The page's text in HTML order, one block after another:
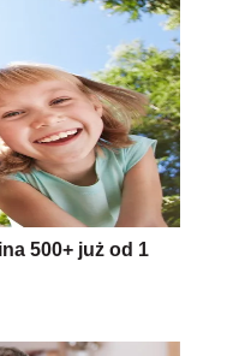
500+ już od 1